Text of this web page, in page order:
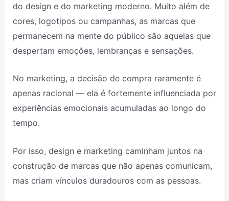
do design e do marketing moderno. Muito além de
cores, logotipos ou campanhas, as marcas que
permanecem na mente do público são aquelas que
despertam emoções, lembranças e sensações.
No marketing, a decisão de compra raramente é
apenas racional — ela é fortemente influenciada por
experiências emocionais acumuladas ao longo do
tempo.
Por isso, design e marketing caminham juntos na
construção de marcas que não apenas comunicam,
mas criam vínculos duradouros com as pessoas.